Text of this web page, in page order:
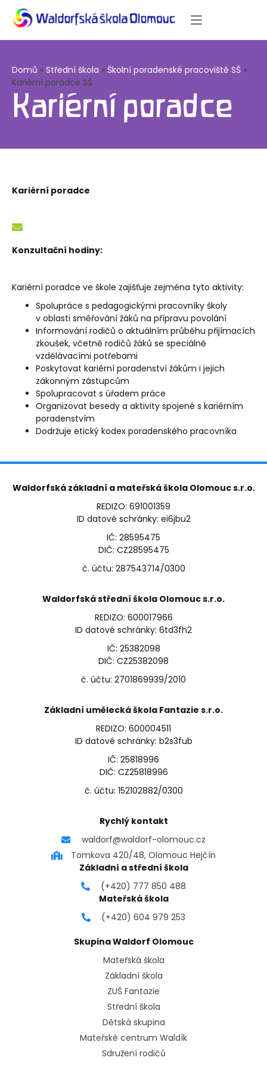
Domů » Střední škola » Školní poradenské pracoviště SŠ »
Kariérní poradce SŠ
Kariérní poradce
Kariérní poradce ve škole zajišťuje zejména tyto aktivity:
Spolupráce s pedagogickými pracovníky školy
v oblasti směřování žáků na přípravu povolání
Informování rodičů o aktuálním průběhu přijímacích
zkoušek, včetně rodičů žáků se speciálně
vzdělávacími potřebami
Poskytovat kariérní poradenství žákům i jejich
zákonným zástupcům
Spolupracovat s úřadem práce
Organizovat besedy a aktivity spojené s kariérním
poradenstvím
Dodržuje etický kodex poradenského pracovníka
Kariérní poradce
Konzultační hodiny:
Waldorfská základní a mateřská škola Olomouc s.r.o.
REDIZO: 691001359
ID datové schránky: ei6jbu2
IČ: 28595475
DIČ: CZ28595475
č. účtu: 287543714/0300
Waldorfská střední škola Olomouc s.r.o.
REDIZO: 600017966
ID datové schránky: 6td3fh2
IČ: 25382098
DIČ: CZ25382098
č. účtu: 2701869939/2010
Základní umělecká škola Fantazie s.r.o.
REDIZO: 600004511
ID datové schránky: b2s3fub
IČ: 25818996
DIČ: CZ25818996
č. účtu: 152102882/0300
Rychlý kontakt
waldorf@waldorf-olomouc.cz
Tomkova 420/48, Olomouc Hejčín
Základní a střední škola
(+420) 777 850 488
Mateřská škola
(+420) 604 979 253
Skupina Waldorf Olomouc
Mateřská škola
Základní škola
ZUŠ Fantazie
Střední škola
Dětská skupina
Mateřské centrum Waldík
Sdružení rodičů